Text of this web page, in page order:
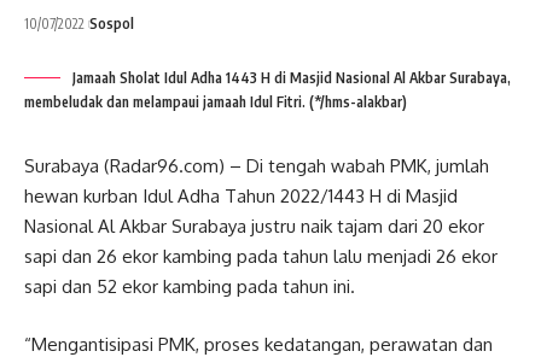
10/07/2022 Sospol
Jamaah Sholat Idul Adha 1443 H di Masjid Nasional Al Akbar Surabaya,
membeludak dan melampaui jamaah Idul Fitri. (*/hms-alakbar)
Surabaya (Radar96.com) – Di tengah wabah PMK, jumlah
hewan kurban Idul Adha Tahun 2022/1443 H di Masjid
Nasional Al Akbar Surabaya justru naik tajam dari 20 ekor
sapi dan 26 ekor kambing pada tahun lalu menjadi 26 ekor
sapi dan 52 ekor kambing pada tahun ini.
“Mengantisipasi PMK, proses kedatangan, perawatan dan